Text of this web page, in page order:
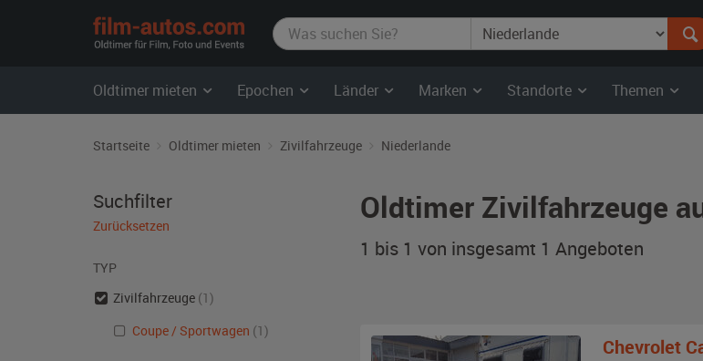
film-
autos.com
Oldtimer mieten Epochen Länder Marken Standorte Themen
Startseite Oldtimer mieten Zivilfahrzeuge Niederlande
Oldtimer Zivilfahrzeuge
1 bis 1 von insgesamt 1 Angeboten
Chevrolet
Suchfilter
Zurücksetzen
TYP
Zivilfahrzeuge (1)
Coupe / Sportwagen (1)